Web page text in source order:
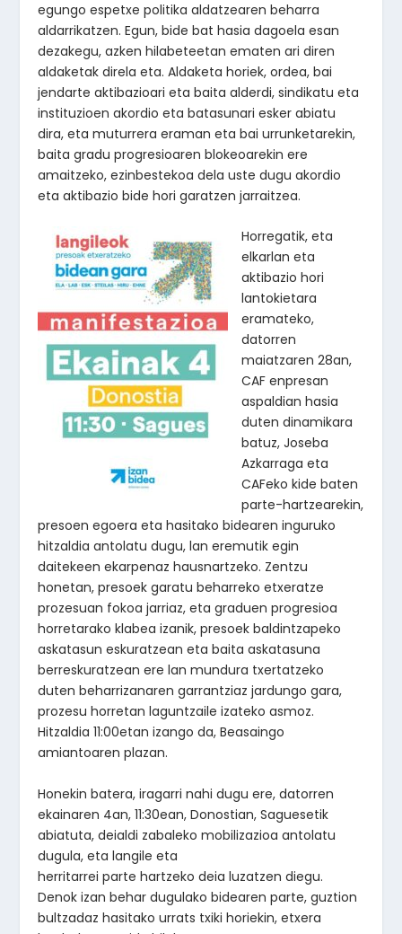
egungo espetxe politika aldatzearen beharra
aldarrikatzen. Egun, bide bat hasia dagoela esan
dezakegu, azken hilabeteetan ematen ari diren
aldaketak direla eta. Aldaketa horiek, ordea, bai
jendarte aktibazioari eta baita alderdi, sindikatu eta
instituzioen akordio eta batasunari esker abiatu
dira, eta muturrera eraman eta bai urrunketarekin,
baita gradu progresioaren blokeoarekin ere
amaitzeko, ezinbestekoa dela uste dugu akordio
eta aktibazio bide hori garatzen jarraitzea.
Horregatik, eta
elkarlan eta
aktibazio hori
lantokietara
eramateko,
datorren
maiatzaren 28an,
CAF enpresan
aspaldian hasia
duten dinamikara
batuz, Joseba
Azkarraga eta
CAFeko kide baten
parte-hartzearekin,
presoen egoera eta hasitako bidearen inguruko
hitzaldia antolatu dugu, lan eremutik egin
daitekeen ekarpenaz hausnartzeko. Zentzu
honetan, presoek garatu beharreko etxeratze
prozesuan fokoa jarriaz, eta graduen progresioa
horretarako klabea izanik, presoek baldintzapeko
askatasun eskuratzean eta baita askatasuna
berreskuratzean ere lan mundura txertatzeko
duten beharrizanaren garrantziaz jardungo gara,
prozesu horretan laguntzaile izateko asmoz.
Hitzaldia 11:00etan izango da, Beasaingo
amiantoaren plazan.
Honekin batera, iragarri nahi dugu ere, datorren
ekainaren 4an, 11:30ean, Donostian, Saguesetik
abiatuta, deialdi zabaleko mobilizazioa antolatu
dugula, eta langile eta
herritarrei parte hartzeko deia luzatzen diegu.
Denok izan behar dugulako bidearen parte, guztion
bultzadaz hasitako urrats txiki horiekin, etxera